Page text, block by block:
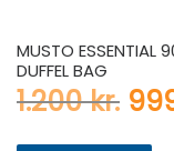
MUSTO ESSENTIAL
DUFFEL BAG
1.200kr.